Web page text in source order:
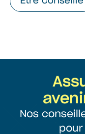
Nos
pour